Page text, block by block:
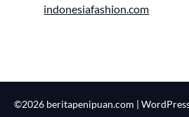
indonesiafashion.com
©2026 beritapenipuan.com |